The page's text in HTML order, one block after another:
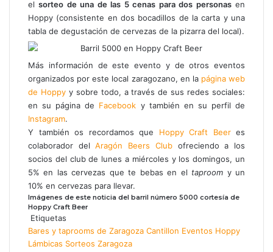
elsorteo de una de las 5 cenas para dos personasen
Hoppy (consistente en dos bocadillos de la carta y una
tabla de degustación de cervezas de la pizarra del local).
Más información de este evento y de otros eventos
organizados por este local zaragozano, en la página web
de Hoppyy sobre todo, a través de sus redes sociales:
en su página de Facebook y también en su perfil de
Instagram.
Y también os recordamos que Hoppy Craft Beeres
colaborador delAragón Beers Clubofreciendo a los
socios del club de lunes a miércoles y los domingos, un
5% en las cervezas que te bebas en el taproom y un
10% en cervezas para llevar.
Imágenes de este noticia del barril número 5000 cortesía de
Hoppy Craft Beer
Etiquetas
Bares y taprooms de Zaragoza Cantillon Eventos Hoppy
Lámbicas Sorteos Zaragoza